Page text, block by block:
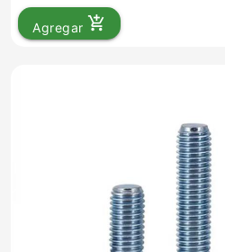
Agregar add_shopping_cart